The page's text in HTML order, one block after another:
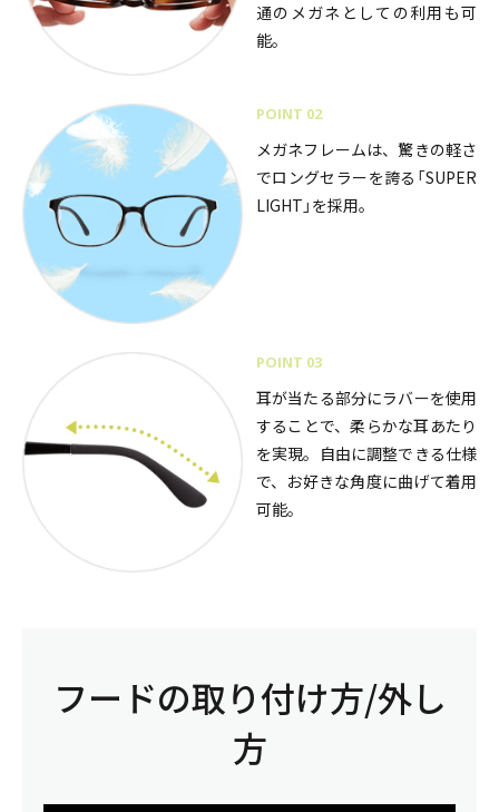
通のメガネとしての利用も可
能。
POINT 02
メガネフレームは、驚きの軽さ
でロングセラーを誇る「SUPER
LIGHT」を採用。
POINT 03
耳が当たる部分にラバーを使用
することで、柔らかな耳あたり
を実現。自由に調整できる仕様
で、お好きな角度に曲げて着用
可能。
フードの取り付け方/外し
方